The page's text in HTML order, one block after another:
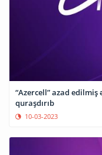
“Azercell” azad edilmiş
quraşdırıb
10-03-2023